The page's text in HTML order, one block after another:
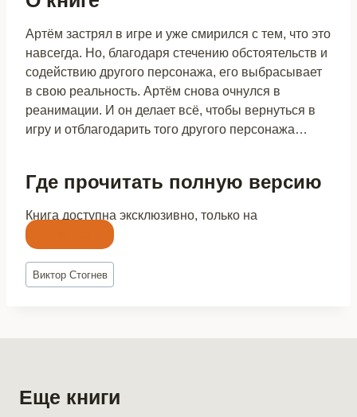
Артём застрял в игре и уже смирился с тем, что это
навсегда. Но, благодаря стечению обстоятельств и
содействию другого персонажа, его выбрасывает
в свою реальность. Артём снова очнулся в
реанимации. И он делает всё, чтобы вернуться в
игру и отблагодарить того другого персонажа…
Где прочитать полную версию
Книга доступна эксклюзивно, только на
Метки
записи:
Виктор Стогнев
Еще книги